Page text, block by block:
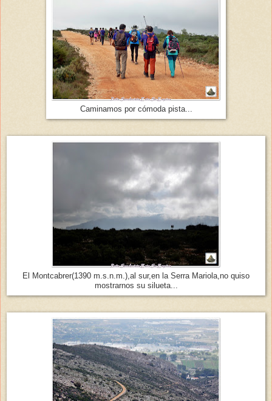
Caminamos por cómoda pista...
El Montcabrer(1390 m.s.n.m.),al sur,en la Serra Mariola,no quiso
mostrarnos su silueta...